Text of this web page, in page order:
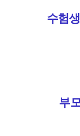
수험
부